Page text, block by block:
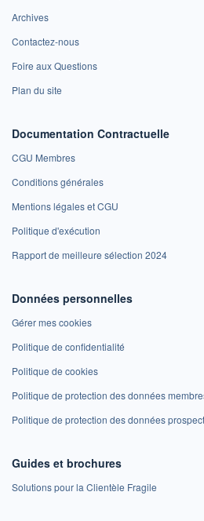
Archives
Contactez-nous
Foire aux Questions
Plan du site
Documentation Contractuelle
CGU Membres
Conditions générales
Mentions légales et CGU
Politique d'exécution
Rapport de meilleure sélection 2024
Données personnelles
Gérer mes cookies
Politique de confidentialité
Politique de cookies
Politique de protection des données
Politique de protection des données
Guides et brochures
Solutions pour la Clientèle Fragile